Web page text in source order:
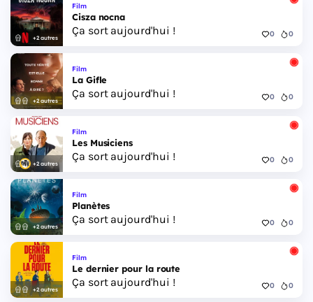
+2 autres
Film
Cisza nocna
Ça sort aujourd'hui ! 0 0
+2 autres
Film
La Gifle
Ça sort aujourd'hui ! 0 0
+2 autres
Film
Les Musiciens
Ça sort aujourd'hui ! 0 0
+2 autres
Film
Planètes
Ça sort aujourd'hui ! 0 0
+2 autres
Film
Le dernier pour la route
Ça sort aujourd'hui ! 0 0